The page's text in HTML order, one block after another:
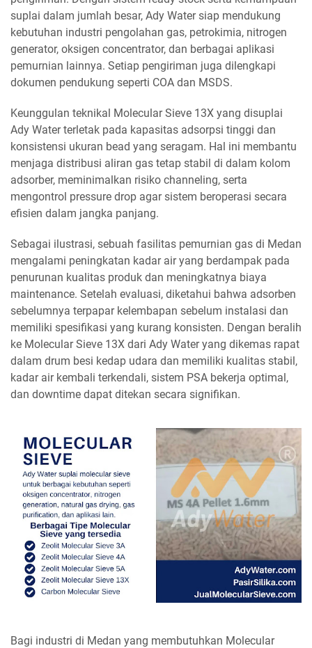
suplai dalam jumlah besar, Ady Water siap mendukung
kebutuhan industri pengolahan gas, petrokimia, nitrogen
generator, oksigen concentrator, dan berbagai aplikasi
pemurnian lainnya. Setiap pengiriman juga dilengkapi
dokumen pendukung seperti COA dan MSDS.
Keunggulan teknikal Molecular Sieve 13X yang disuplai
Ady Water terletak pada kapasitas adsorpsi tinggi dan
konsistensi ukuran bead yang seragam. Hal ini membantu
menjaga distribusi aliran gas tetap stabil di dalam kolom
adsorber, meminimalkan risiko channeling, serta
mengontrol pressure drop agar sistem beroperasi secara
efisien dalam jangka panjang.
Sebagai ilustrasi, sebuah fasilitas pemurnian gas di Medan
mengalami peningkatan kadar air yang berdampak pada
penurunan kualitas produk dan meningkatnya biaya
maintenance. Setelah evaluasi, diketahui bahwa adsorben
sebelumnya terpapar kelembapan sebelum instalasi dan
memiliki spesifikasi yang kurang konsisten. Dengan beralih
ke Molecular Sieve 13X dari Ady Water yang dikemas rapat
dalam drum besi kedap udara dan memiliki kualitas stabil,
kadar air kembali terkendali, sistem PSA bekerja optimal,
dan downtime dapat ditekan secara signifikan.
Bagi industri di Medan yang membutuhkan Molecular